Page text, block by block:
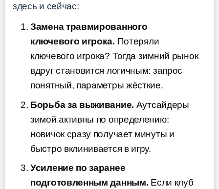
здесь и сейчас:
Замена травмированного
ключевого игрока. Потеряли
ключевого игрока? Тогда зимний рынок
вдруг становится логичным: запрос
понятный, параметры жёсткие.
Борьба за выживание. Аутсайдеры
зимой активны по определению:
новичок сразу получает минуты и
быстро вклинивается в игру.
Усиление по заранее
подготовленным данным. Если клуб